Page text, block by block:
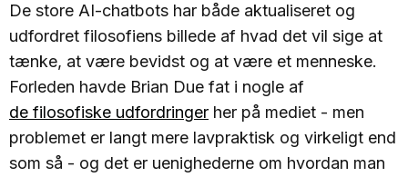
De store AI-chatbots har både aktualiseret og
udfordret filosofiens billede af hvad det vil sige at
tænke, at være bevidst og at være et menneske.
Forleden havde Brian Due fat i nogle af
de filosofiske udfordringer her på mediet - men
problemet er langt mere lavpraktisk og virkeligt end
som så - og det er uenighederne om hvordan man